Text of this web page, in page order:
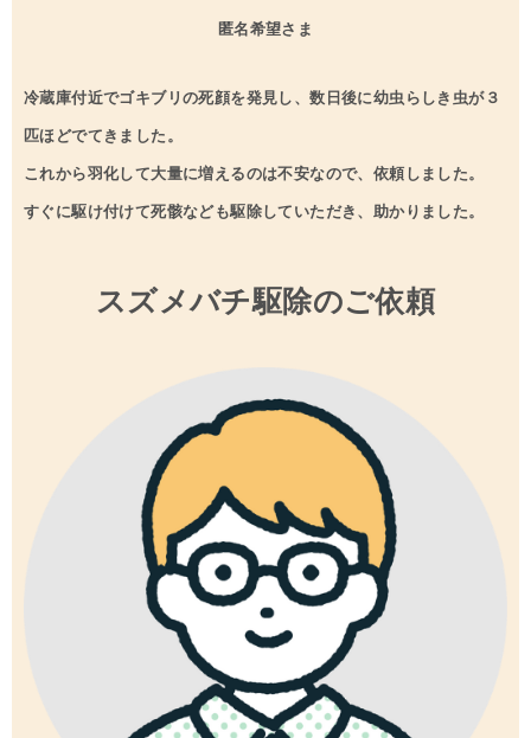
匿名希望さま
冷蔵庫付近でゴキブリの死顔を発見し、数日後に幼虫らしき虫が３
匹ほどでてきました。
これから羽化して大量に増えるのは不安なので、依頼しました。
すぐに駆け付けて死骸なども駆除していただき、助かりました。
スズメバチ駆除のご依頼